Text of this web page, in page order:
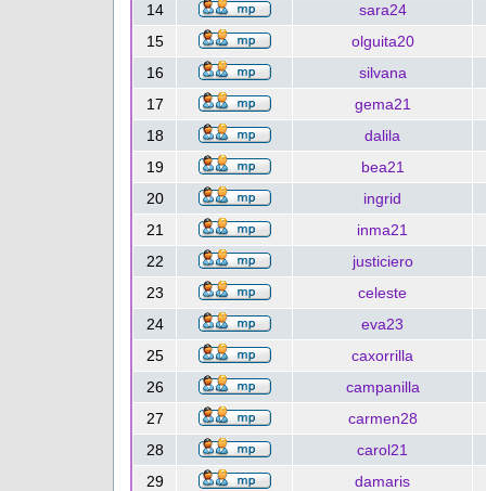
14
sara24
15
olguita20
16
silvana
17
gema21
18
dalila
19
bea21
20
ingrid
21
inma21
22
justiciero
23
celeste
24
eva23
25
caxorrilla
26
campanilla
27
carmen28
28
carol21
29
damaris